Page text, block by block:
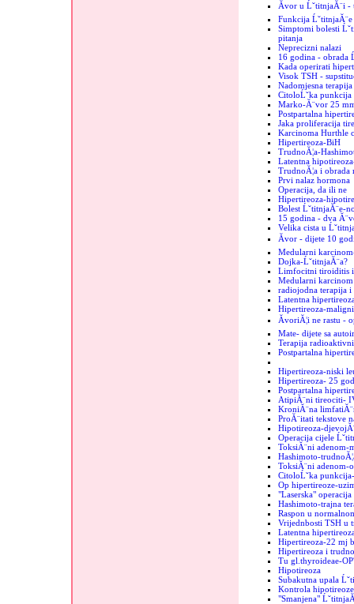
Ăvor u ĹˇtitnjaĂ¨i -
Funkcija ĹˇtitnjaĂ¨e
Simptomi bolesti
pitanja
Neprecizni nalazi
16 godina - obrada
Kada operirati
Visok TSH -
Nadomjesna
CitoloĹˇka punkcija
Marko-Ă¨vor 25
Postpartalna
Jaka proliferacija
Karcinoma Hurthle
Hipertireoza-BiH
TrudnoĂ¦a-
Latentna
TrudnoĂ¦a i obrada
Prvi nalaz hormona
Operacija, da ili ne
Hipertireoza-
Bolest ĹˇtitnjaĂ¨e-
15 godina - dva
Velika cista u
Ăvor - dijete 10
Medularni
Dojka-ĹˇtitnjaĂ¨a?
Limfocitni tiroiditis i
Medularni
radiojodna terapija i
Latentna
Hipertireoza-
ĂvoriĂ¦i ne rastu -
Mate- dijete sa
Terapija
Postpartalna
Hipertireoza-niski
Hipertireoza- 25 god
Postpartalna
AtipiĂ¨ni tireociti-
KroniĂ¨na
ProĂ¨itati tekstove
Hipotireoza-
Operacija cijele
ToksiĂ¨ni adenom-
Hashimoto-
ToksiĂ¨ni adenom-
CitoloĹˇka
Op hipertireoze-
"Laserska" operacija
Hashimoto-trajna
Raspon u
Vrijednbosti TSH u
Latentna
Hipertireoza-22 mj
Hipertireoza i
Tu gl.thyroideae-
Hipotireoza
Subakutna upala
Kontrola hipotireoze
"Smanjena"